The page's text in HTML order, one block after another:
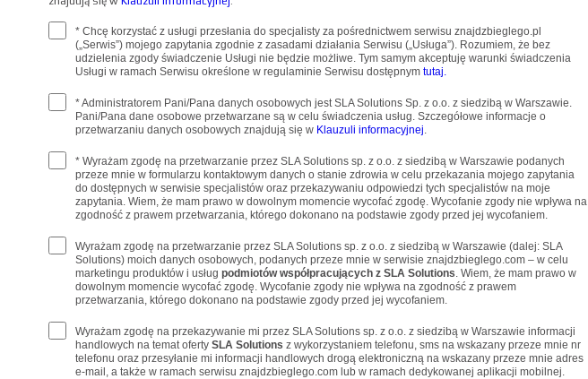
* Chcę korzystać z usługi przesłania do specjalisty za pośrednictwem serwisu znajdzbieglego.pl
(„Serwis”) mojego zapytania zgodnie z zasadami działania Serwisu („Usługa”). Rozumiem, że bez
udzielenia zgody świadczenie Usługi nie będzie możliwe. Tym samym akceptuję warunki świadczenia
Usługi w ramach Serwisu określone w regulaminie Serwisu dostępnym tutaj.
* Administratorem Pani/Pana danych osobowych jest SLA Solutions Sp. z o.o. z siedzibą w Warszawie.
Pani/Pana dane osobowe przetwarzane są w celu świadczenia usług. Szczegółowe informacje o
przetwarzaniu danych osobowych znajdują się w Klauzuli informacyjnej.
* Wyrażam zgodę na przetwarzanie przez SLA Solutions sp. z o.o. z siedzibą w Warszawie podanych
przeze mnie w formularzu kontaktowym danych o stanie zdrowia w celu przekazania mojego zapytania
do dostępnych w serwisie specjalistów oraz przekazywaniu odpowiedzi tych specjalistów na moje
zapytania. Wiem, że mam prawo w dowolnym momencie wycofać zgodę. Wycofanie zgody nie wpływa na
zgodność z prawem przetwarzania, którego dokonano na podstawie zgody przed jej wycofaniem.
Wyrażam zgodę na przetwarzanie przez SLA Solutions sp. z o.o. z siedzibą w Warszawie (dalej: SLA
Solutions) moich danych osobowych, podanych przeze mnie w serwisie znajdzbieglego.com – w celu
marketingu produktów i usług podmiotów współpracujących z SLA Solutions. Wiem, że mam prawo w
dowolnym momencie wycofać zgodę. Wycofanie zgody nie wpływa na zgodność z prawem
przetwarzania, którego dokonano na podstawie zgody przed jej wycofaniem.
Wyrażam zgodę na przekazywanie mi przez SLA Solutions sp. z o.o. z siedzibą w Warszawie informacji
handlowych na temat oferty SLA Solutions z wykorzystaniem telefonu, sms na wskazany przeze mnie nr
telefonu oraz przesyłanie mi informacji handlowych drogą elektroniczną na wskazany przeze mnie adres
e-mail, a także w ramach serwisu znajdzbieglego.com lub w ramach dedykowanej aplikacji mobilnej.